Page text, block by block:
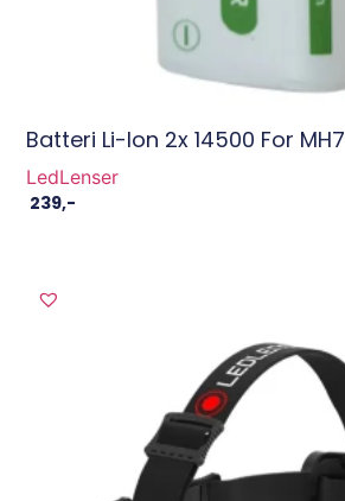
Batteri Li-Ion 2x 14500 For MH7
LedLenser
239,-